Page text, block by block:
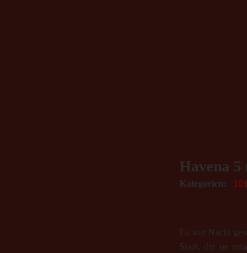
Havena 5
Kategorien:
Es war Nacht
Stadt, die sie